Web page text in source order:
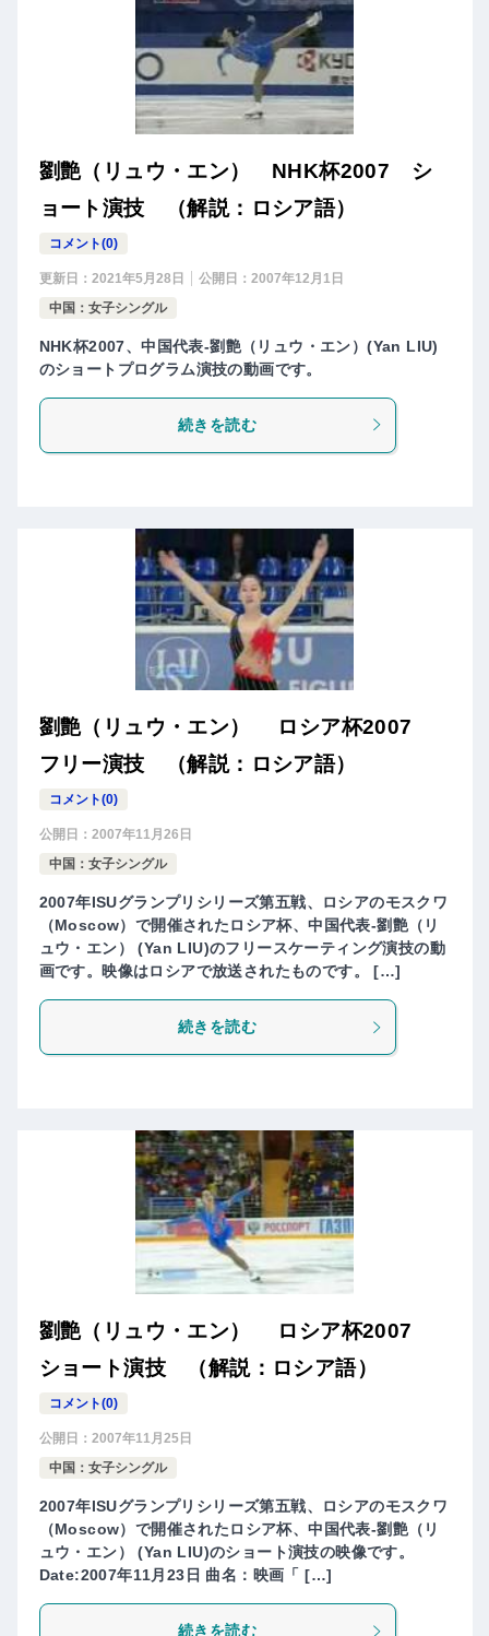
劉艶（リュウ・エン） NHK杯2007 シ
ョート演技 （解説：ロシア語）
コメント(0)
更新日： 2021年5月28日 公開日： 2007年12月1日
中国：女子シングル
NHK杯2007、中国代表-劉艶（リュウ・エン）(Yan LIU)
のショートプログラム演技の動画です。
続きを読む
劉艶（リュウ・エン） ロシア杯2007
フリー演技 （解説：ロシア語）
コメント(0)
公開日： 2007年11月26日
中国：女子シングル
2007年ISUグランプリシリーズ第五戦、ロシアのモスクワ
（Moscow）で開催されたロシア杯、中国代表-劉艶（リ
ュウ・エン） (Yan LIU)のフリースケーティング演技の動
画です。映像はロシアで放送されたものです。 […]
続きを読む
劉艶（リュウ・エン） ロシア杯2007
ショート演技 （解説：ロシア語）
コメント(0)
公開日： 2007年11月25日
中国：女子シングル
2007年ISUグランプリシリーズ第五戦、ロシアのモスクワ
（Moscow）で開催されたロシア杯、中国代表-劉艶（リ
ュウ・エン） (Yan LIU)のショート演技の映像です。
Date:2007年11月23日 曲名：映画「 […]
続きを読む